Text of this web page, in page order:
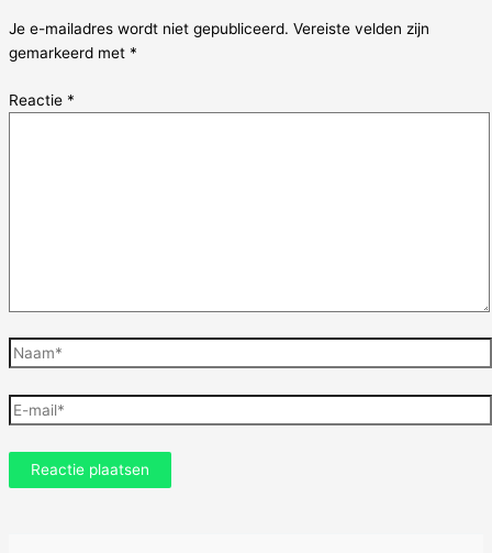
Je e-mailadres wordt niet gepubliceerd. Vereiste velden zijn
gemarkeerd met *
Reactie *
Naam*
E-
mail*